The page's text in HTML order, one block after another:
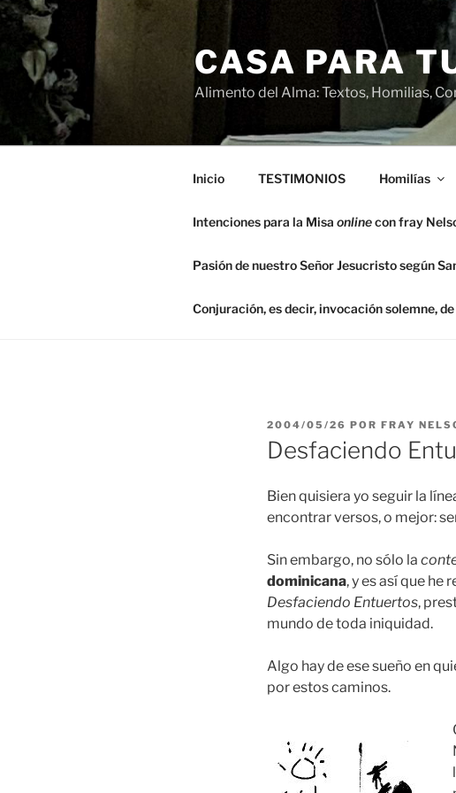
Saltar
contenido
CASA PARA
Alimento del Alma: Textos, Homilias,
Inicio TESTIMONIOS Homilías
Intenciones para la Misa onlinecon fray
Pasión de nuestro Señor Jesucristo según
Conjuración, es decir, invocación solemne,
PUBLICADO
EL
2004/05/26 POR FRAY
Desfaciendo
Bien quisiera yo seguir la
encontrar versos, o mejor:
Sin embargo, no sólo la
dominicana, y es así que
Desfaciendo Entuertos,
mundo de toda iniquidad.
Algo hay de ese sueño en
por estos caminos.